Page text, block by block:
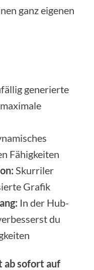
ganz eigenen
generierte
Fähigkeiten
Skurriler
Grafik
In der Hub-
du
ab sofort auf